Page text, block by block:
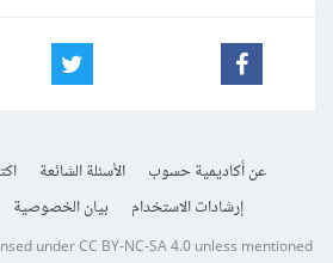
عن أكاديمية حسوب الأسئلة الشائعة
إرشادات الاستخدام
بيان الخصوصية
underCC BY-NC-SA 4.0unless mentioned